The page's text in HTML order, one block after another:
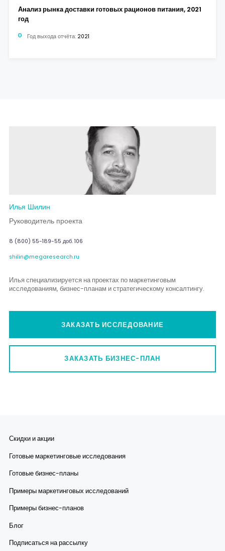
Анализ рынка доставки готовых рационов питания, 2021
год
Год выхода отчёта: 2021
Илья Шилин
Руководитель проекта
8 (800) 55-189-55 доб. 106
shilin@megaresearch.ru
Илья специализируется на проектах по маркетинговым
исследованиям, бизнес-планам и стратегическому консалтингу.
ЗАКАЗАТЬ ИССЛЕДОВАНИЕ
ЗАКАЗАТЬ БИЗНЕС-ПЛАН
Скидки и акции
Готовые маркетинговые исследования
Готовые бизнес-планы
Примеры маркетинговых исследований
Примеры бизнес-планов
Блог
Подписаться на рассылку